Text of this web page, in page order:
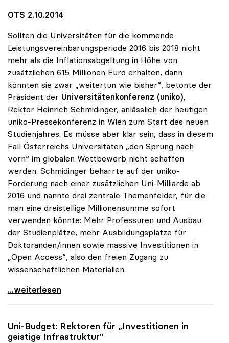
OTS 2.10.2014
Sollten die Universitäten für die kommende
Leistungsvereinbarungsperiode 2016 bis 2018 nicht
mehr als die Inflationsabgeltung in Höhe von
zusätzlichen 615 Millionen Euro erhalten, dann
könnten sie zwar „weitertun wie bisher“, betonte der
Präsident der Universitätenkonferenz (uniko),
Rektor Heinrich Schmidinger, anlässlich der heutigen
uniko-Pressekonferenz in Wien zum Start des neuen
Studienjahres. Es müsse aber klar sein, dass in diesem
Fall Österreichs Universitäten „den Sprung nach
vorn“ im globalen Wettbewerb nicht schaffen
werden. Schmidinger beharrte auf der uniko-
Forderung nach einer zusätzlichen Uni-Milliarde ab
2016 und nannte drei zentrale Themenfelder, für die
man eine dreistellige Millionensumme sofort
verwenden könnte: Mehr Professuren und Ausbau
der Studienplätze, mehr Ausbildungsplätze für
Doktoranden/innen sowie massive Investitionen in
„Open Access“, also den freien Zugang zu
wissenschaftlichen Materialien.
uniko will Investitionen in mehr Studienplätze,
...weiterlesen
Uni-Budget: Rektoren für „Investitionen in
geistige Infrastruktur"